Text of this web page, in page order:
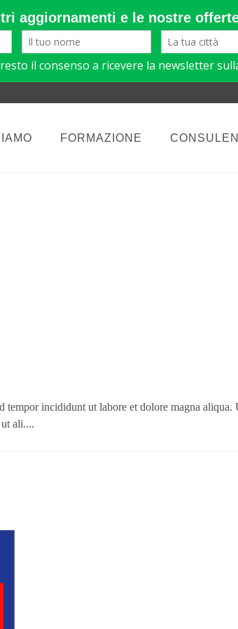
FORMAZIONE
tempor incididunt ut labore et dolore magna aliqua.
ali....